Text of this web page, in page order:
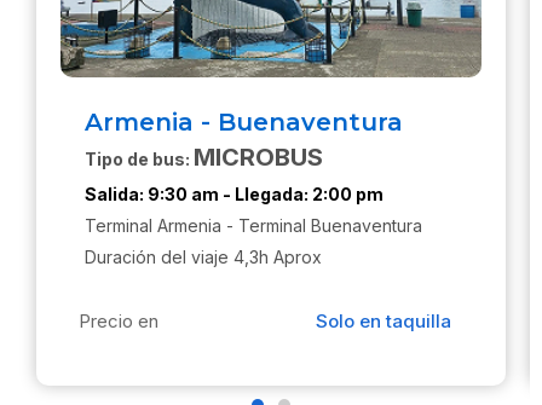
Armenia - Buenaventura
Tipo de bus: MICROBUS
Salida: 9:30 am - Llegada: 2:00 pm
Terminal Armenia - Terminal Buenaventura
Duración del viaje 4,3h Aprox
Precio en Solo en taquilla